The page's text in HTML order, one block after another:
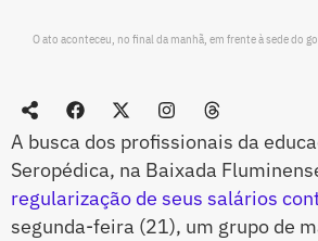
O ato aconteceu, no final da manhã, em frente à sede do
A busca dos profissionais da
Seropédica, na Baixada
regularização de seus salários
segunda-feira (21), um grupo de